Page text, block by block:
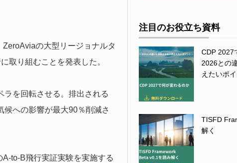
の大型リージョナルタ
取り組むことを発表した。
ラを回転させる。排出される
への影響が最大90％削減さ
to-B飛行実証実験を実施する
注目のお役立ち資料
CDP
2026との
えたいポ
TISFD
解く